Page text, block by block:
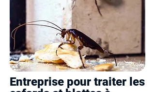
Entreprise pour traiter les